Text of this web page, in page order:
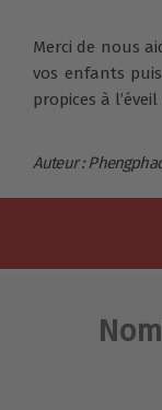
Merci de nous
vos enfants
propices à l’éveil
Auteur :